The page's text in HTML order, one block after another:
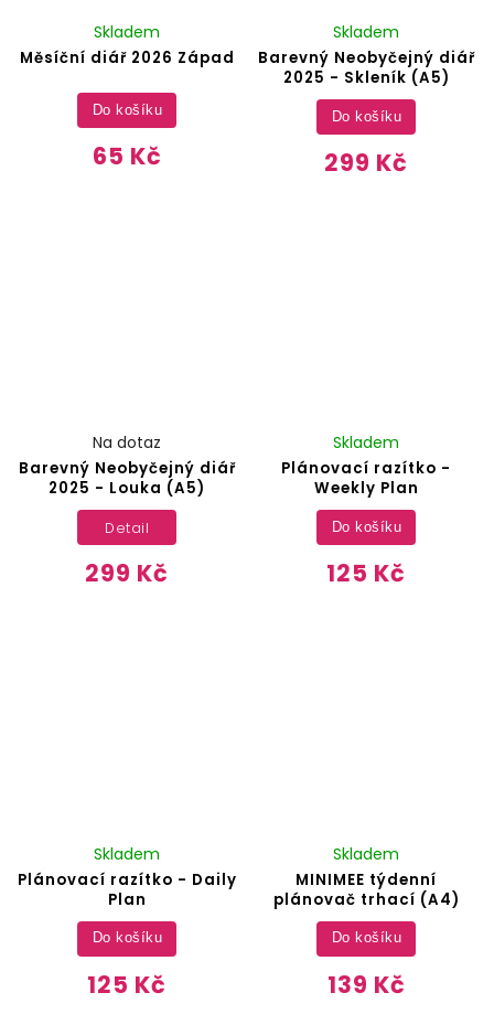
Měsíční diář 2026 Západ
Skladem
65 Kč
Do košíku
Barevný Neobyčejný diář
2025 - Skleník (A5)
Skladem
299 Kč
Do košíku
Barevný Neobyčejný diář
2025 - Louka (A5)
Na dotaz
299 Kč
Detail
Plánovací razítko -
Weekly Plan
Skladem
125 Kč
Do košíku
Plánovací razítko - Daily
Plan
Skladem
125 Kč
Do košíku
MINIMEE týdenní
plánovač trhací (A4)
Skladem
139 Kč
Do košíku